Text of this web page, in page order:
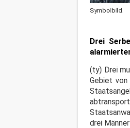
Symbolbild.
Drei
(ty) Drei
Gebiet von
drei